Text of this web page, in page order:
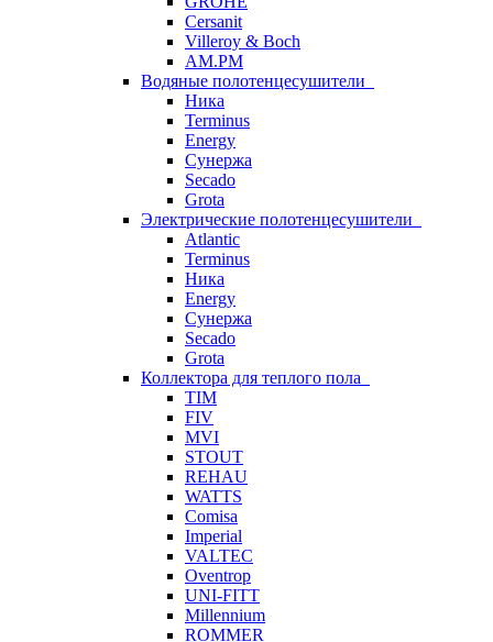
Cersanit
Villeroy & Boch
AM.PM
Водяные полотенцесушители
Ника
Terminus
Energy
Сунержа
Secado
Grota
Электрические полотенцесушители
Atlantic
Terminus
Ника
Energy
Сунержа
Secado
Grota
Коллектора для теплого пола
TIM
FIV
MVI
STOUT
REHAU
WATTS
Comisa
Imperial
VALTEC
Oventrop
UNI-FITT
Millennium
ROMMER